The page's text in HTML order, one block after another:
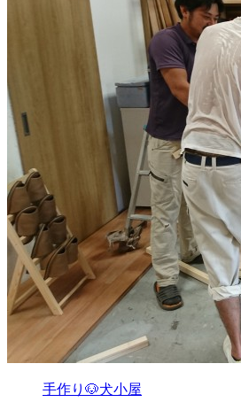
手作り🐶犬小屋